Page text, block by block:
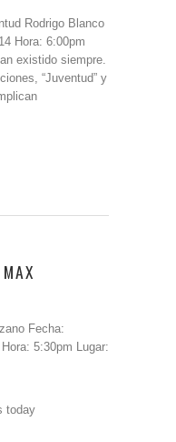
Rodrigo Blanco
Hora: 6:00pm
existido siempre.
“Juventud” y
Fecha:
5:30pm Lugar:
today